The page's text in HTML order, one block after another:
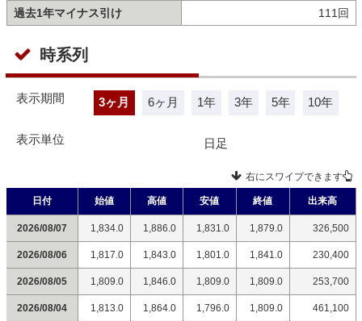
過去1年マイナス引け
111回
時系列
表示期間 3ヶ月 6ヶ月 1年 3年 5年 10年
表示単位 日足
右にスワイプできます
日付 始値 高値 安値 終値 出来高
2026/08/07 1,834.0 1,886.0 1,831.0 1,879.0 326,500
2026/08/06 1,817.0 1,843.0 1,801.0 1,841.0 230,400
2026/08/05 1,809.0 1,846.0 1,809.0 1,809.0 253,700
2026/08/04 1,813.0 1,864.0 1,796.0 1,809.0 461,100